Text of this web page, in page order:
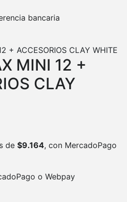
bancaria
MINI 12 +
CLAY
de $9.164, con MercadoPago
o Webpay